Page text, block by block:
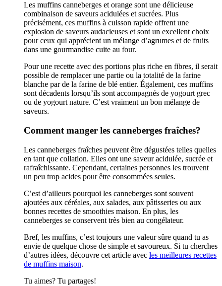
Les muffins canneberges et orange sont une délicieuse
combinaison de saveurs acidulées et sucrées. Plus
précisément, ces muffins à cuisson rapide offrent une
explosion de saveurs audacieuses et sont un excellent choix
pour ceux qui apprécient un mélange d’agrumes et de fruits
dans une gourmandise cuite au four.
Pour une recette avec des portions plus riche en fibres, il serait
possible de remplacer une partie ou la totalité de la farine
blanche par de la farine de blé entier. Également, ces muffins
sont décadents lorsqu’ils sont accompagnés de yogourt grec
ou de yogourt nature. C’est vraiment un bon mélange de
saveurs.
Comment manger les canneberges fraîches?
Les canneberges fraîches peuvent être dégustées telles quelles
en tant que collation. Elles ont une saveur acidulée, sucrée et
rafraîchissante. Cependant, certaines personnes les trouvent
un peu trop acides pour être consommées seules.
C’est d’ailleurs pourquoi les canneberges sont souvent
ajoutées aux céréales, aux salades, aux pâtisseries ou aux
bonnes recettes de smoothies maison. En plus, les
canneberges se conservent très bien au congélateur.
Bref, les muffins, c’est toujours une valeur sûre quand tu as
envie de quelque chose de simple et savoureux. Si tu cherches
d’autres idées, découvre cet article avec les meilleures recettes
de muffins maison.
Tu aimes? Tu partages!